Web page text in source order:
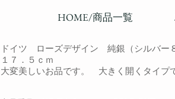
HOME/商品一覧
ドイツ ローズデザイン 純銀（シルバー
１７．５ｃｍ
大変美しいお品です。 大きく開くタイプ